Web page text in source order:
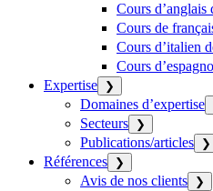
Cours d’anglais
Cours de
Cours d’italien
Cours
Expertise ❯
Domaines d’expertise
Secteurs ❯
Publications/articles ❯
Références ❯
Avis de nos clients ❯